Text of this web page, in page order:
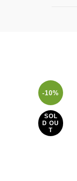
-10%
SOL
D OU
T